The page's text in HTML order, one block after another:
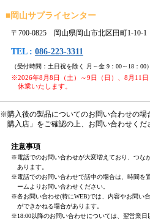
■岡山サプライセンター
〒700-0825 岡山県岡山市北区田町1-10-1
TEL : 086-223-3311
（受付時間：土日祝を除く 月～金 9：00～18：00）
※2026年8月8日（土）～9日（日）、8月11
休業いたします。
※購入後の製品についてのお問い合わせの場
購入店」をご確認の上、お問い合わせくだ
注意事項
※電話でのお問い合わせが大変増えており、つな
あります。
※電話でのお問い合わせで話中の場合は、時間を
ームよりお問い合わせください。
※各お問い合わせ(特にWEB)では、内容やお問い
ができかねる場合があります。
※18:00以降のお問い合わせについては、翌営業